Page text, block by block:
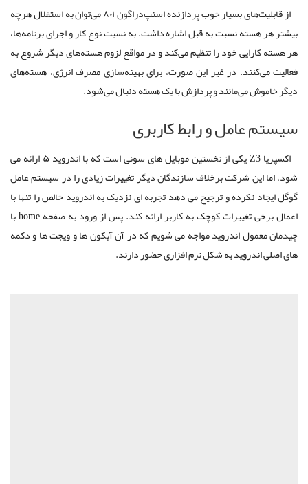
از قابلیت‌های بسیار خوب پردازنده اسنپ‌دراگون ۸۰۱ می‌توان به استقلال هرچه
بیشتر هر هسته نسبت به قبل اشاره داشت. به نسبت نوع کار و اجرای برنامه‌ها،
هر هسته کارایی خود را تنظیم می‌کند و در مواقع لزوم هسته‌های دیگر شروع به
فعالیت می‌کنند. در غیر این‌ صورت، برای بهینه‌سازی مصرف انرژی، هسته‌های
دیگر خاموش می‌مانند و پردازش با یک هسته دنبال می‌شود.
سیستم عامل و رابط کاربری
اکسپریا Z3 یکی از نخستین موبایل های سونی است که با اندروید ۵ ارائه می
شود، اما این شرکت برخلاف سازندگان دیگر تغییرات زیادی را در سیستم عامل
گوگل ایجاد نکرده و ترجیح می دهد تجربه ای نزدیک به اندروید خالص را تنها با
اعمال برخی تغییرات کوچک به کاربر ارائه کند. پس از ورود به صفحه home با
چیدمان معمول اندروید مواجه می شویم که در آن آیکون ها و ویجت ها و دکمه
های اصلی اندروید به شکل نرم افزاری حضور دارند.